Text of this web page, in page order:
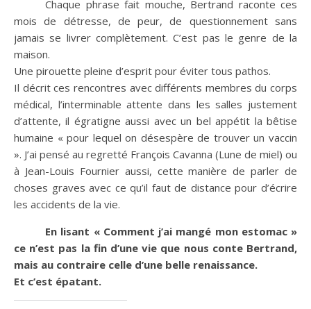
Chaque phrase fait mouche, Bertrand raconte ces
mois de détresse, de peur, de questionnement sans
jamais se livrer complètement. C’est pas le genre de la
maison.
Une pirouette pleine d’esprit pour éviter tous pathos.
Il décrit ces rencontres avec différents membres du corps
médical, l’interminable attente dans les salles justement
d’attente, il égratigne aussi avec un bel appétit la bêtise
humaine « pour lequel on désespère de trouver un vaccin
». J’ai pensé au regretté François Cavanna (Lune de miel) ou
à Jean-Louis Fournier aussi, cette manière de parler de
choses graves avec ce qu’il faut de distance pour d’écrire
les accidents de la vie.
En lisant « Comment j’ai mangé mon estomac »
ce n’est pas la fin d’une vie que nous conte Bertrand,
mais au contraire celle d’une belle renaissance.
Et c’est épatant.